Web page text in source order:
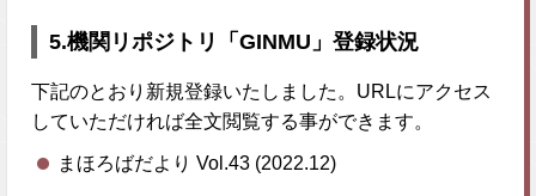
5.機関リポジトリ「GINMU」登録状況
下記のとおり新規登録いたしました。URLにアクセス
していただければ全文閲覧する事ができます。
まほろばだより Vol.43 (2022.12)